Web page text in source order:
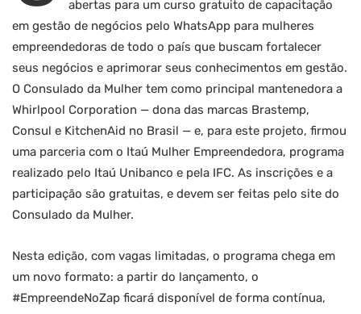
abertas para um curso gratuito de capacitação
em gestão de negócios pelo WhatsApp para mulheres
empreendedoras de todo o país que buscam fortalecer
seus negócios e aprimorar seus conhecimentos em gestão.
O Consulado da Mulher tem como principal mantenedora a
Whirlpool Corporation — dona das marcas Brastemp,
Consul e KitchenAid no Brasil — e, para este projeto, firmou
uma parceria com o Itaú Mulher Empreendedora, programa
realizado pelo Itaú Unibanco e pela IFC. As inscrições e a
participação são gratuitas, e devem ser feitas pelo site do
Consulado da Mulher.
Nesta edição, com vagas limitadas, o programa chega em
um novo formato: a partir do lançamento, o
#EmpreendeNoZap ficará disponível de forma contínua,